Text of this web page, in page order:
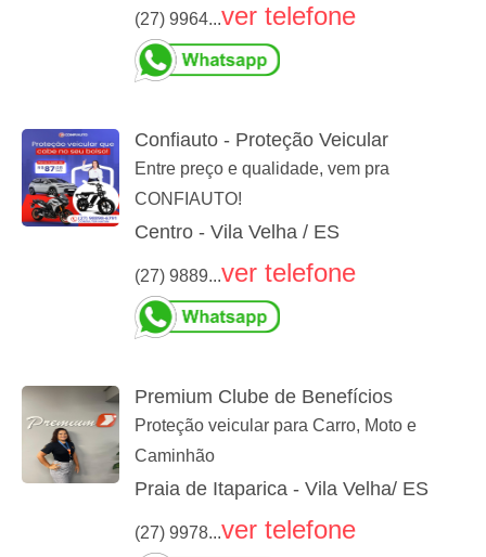
(27) 9964...ver telefone
Confiauto - Proteção Veicular
Entre preço e qualidade, vem pra
CONFIAUTO!
Centro - Vila Velha / ES
(27) 9889...ver telefone
Premium Clube de Benefícios
Proteção veicular para Carro, Moto e
Caminhão
Praia de Itaparica - Vila Velha/ ES
(27) 9978...ver telefone